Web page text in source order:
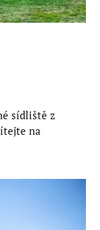
sídliště z
na